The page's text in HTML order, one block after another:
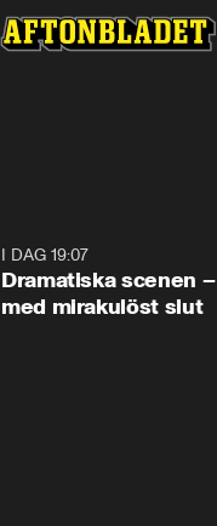
I DAG 19:07
Dramatiska scenen –
med mirakulöst slut